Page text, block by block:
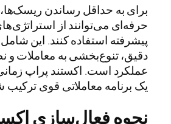
برای به حداقل رساندن
حرفه‌ای می‌توانند از
پیشرفته استفاده کنند. این
دقیق، تنوع‌بخشی به معاملات و
عملکرد است. اکستند پراپ
یک برنامه معاملاتی قوی ترکیب
نحوه فعال‌سازی